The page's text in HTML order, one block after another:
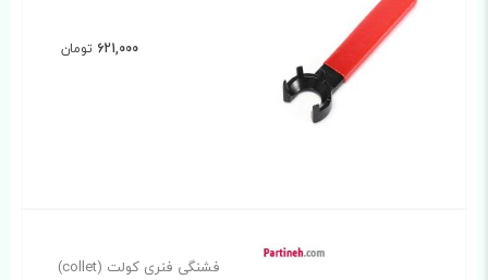
621,000 تومان
فشنگی فنری کولت (collet)